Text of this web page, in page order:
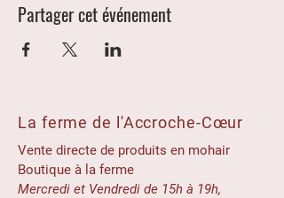
Partager cet événement
La ferme de l'Accroche-Cœur
Vente directe de produits en mohair
Boutique à la ferme
Mercredi et Vendredi de 15h à 19h,